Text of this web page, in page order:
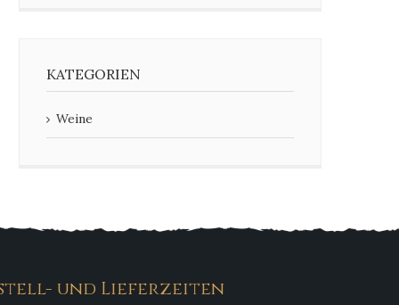
KATEGORIEN
Weine
und Lieferzeiten